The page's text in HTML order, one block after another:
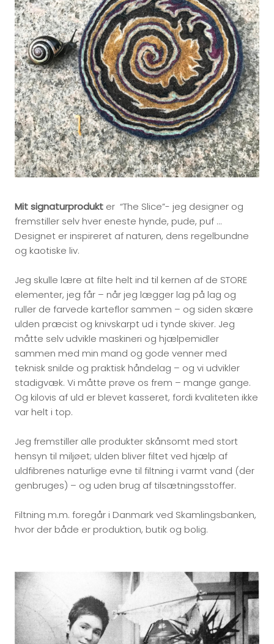
Mit signaturprodukt er “The Slice”- jeg designer og
fremstiller selv hver eneste hynde, pude, puf …
Designet er inspireret af naturen, dens regelbundne
og kaotiske liv.
Jeg skulle lære at filte helt ind til kernen af de STORE
elementer, jeg får – når jeg lægger lag på lag og
ruller de farvede karteflor sammen – og siden skære
ulden præcist og knivskarpt ud i tynde skiver. Jeg
måtte selv udvikle maskineri og hjælpemidler
sammen med min mand og gode venner med
teknisk snilde og praktisk håndelag – og vi udvikler
stadigvæk. Vi måtte prøve os frem – mange gange.
Og kilovis af uld er blevet kasseret, fordi kvaliteten ikke
var helt i top.
Jeg fremstiller alle produkter skånsomt med stort
hensyn til miljøet; ulden bliver filtet ved hjælp af
uldfibrenes naturlige evne til filtning i varmt vand (der
genbruges) – og uden brug af tilsætningsstoffer.
Filtning m.m. foregår i Danmark ved Skamlingsbanken,
hvor der både er produktion, butik og bolig.